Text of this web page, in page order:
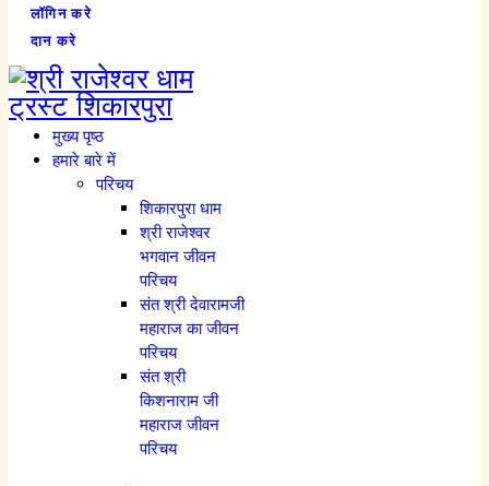
लॉगिन करे
दान करे
मुख्य पृष्ठ
हमारे बारे में
परिचय
शिकारपुरा धाम
श्री राजेश्वर
भगवान जीवन
परिचय
संत श्री देवारामजी
महाराज का जीवन
परिचय
संत श्री
किशनाराम जी
महाराज जीवन
परिचय